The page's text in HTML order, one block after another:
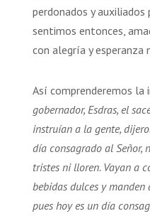
perdonados y auxiliados
sentimos entonces,
con alegría y esperanza
Así comprenderemos la
gobernador, Esdras, el
instruían a la gente,
día consagrado al Señor,
tristes ni lloren. Vayan a
bebidas dulces y
pues hoy es un día